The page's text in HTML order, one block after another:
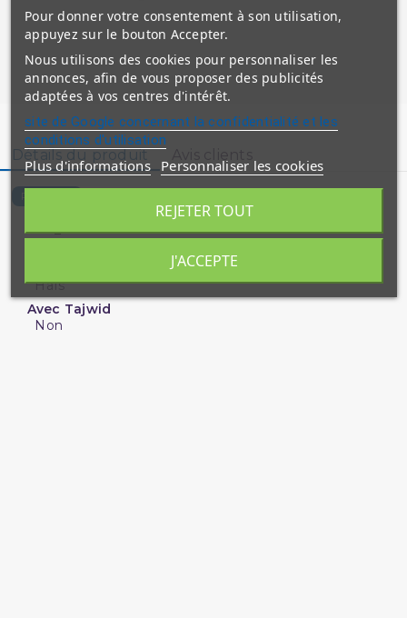
Détails du produit
Référence
EAN_MKP
Hafs
Avec Tajwid
Non
Pour donner votre consentement à son utilisation,
appuyez sur le bouton Accepter.
Nous utilisons des cookies pour personnaliser les
annonces, afin de vous proposer des publicités
adaptées à vos centres d'intérêt.
site de Google concernant la confidentialité et les
conditions d'utilisation
Plus d'informations Personnaliser les cookies
REJETER TOUT
J'ACCEPTE